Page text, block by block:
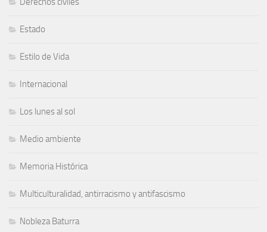
Estado
Estilo de Vida
Internacional
Los lunes al sol
Medio ambiente
Memoria Histórica
Multiculturalidad, antirracismo y antifascismo
Nobleza Baturra